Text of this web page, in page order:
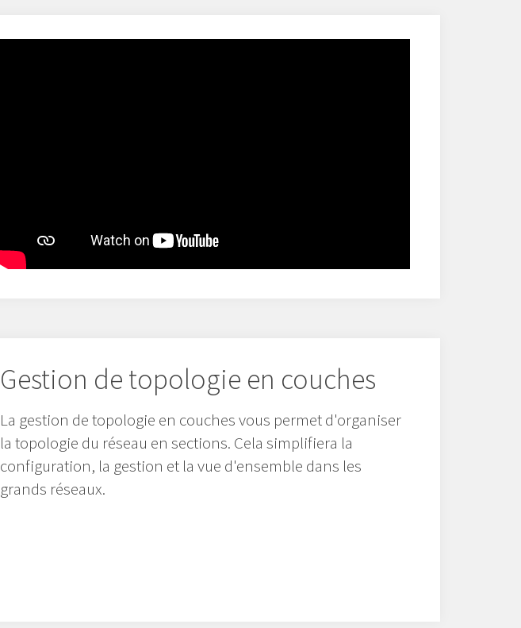
Gestion de topologie en couches
La gestion de topologie en couches vous permet d'organiser
la topologie du réseau en sections. Cela simplifiera la
configuration, la gestion et la vue d'ensemble dans les
grands réseaux.